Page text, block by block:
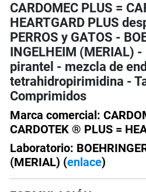
CARDOMEC PLUS =
HEARTGARD PLUS
PERROS y GATOS -
INGELHEIM (MERIAL)
pirantel - mezcla de
tetrahidropirimidina -
Comprimidos
Marca comercial:
CARDOTEK ® PLUS =
Laboratorio:
(MERIAL) (enlace)